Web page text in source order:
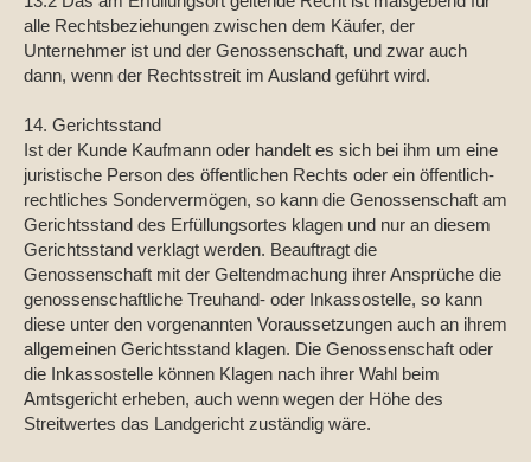
alle Rechtsbeziehungen zwischen dem Käufer, der
Unternehmer ist und der Genossenschaft, und zwar auch
dann, wenn der Rechtsstreit im Ausland geführt wird.
14. Gerichtsstand
Ist der Kunde Kaufmann oder handelt es sich bei ihm um eine
juristische Person des öffentlichen Rechts oder ein öffentlich-
rechtliches Sondervermögen, so kann die Genossenschaft am
Gerichtsstand des Erfüllungsortes klagen und nur an diesem
Gerichtsstand verklagt werden. Beauftragt die
Genossenschaft mit der Geltendmachung ihrer Ansprüche die
genossenschaftliche Treuhand- oder Inkassostelle, so kann
diese unter den vorgenannten Voraussetzungen auch an ihrem
allgemeinen Gerichtsstand klagen. Die Genossenschaft oder
die Inkassostelle können Klagen nach ihrer Wahl beim
Amtsgericht erheben, auch wenn wegen der Höhe des
Streitwertes das Landgericht zuständig wäre.